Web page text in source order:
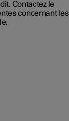
Contactez le
concernant les